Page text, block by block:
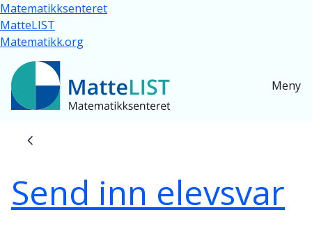
Skip to main content
Matematikksenteret
MatteLIST
Matematikk.org
Meny
Breadcrumb
Send inn elevsvar